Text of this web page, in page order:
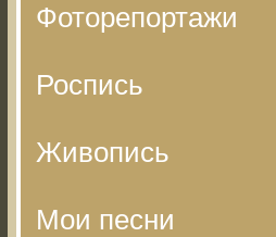
Фоторепортажи
Роспись
Живопись
Мои песни